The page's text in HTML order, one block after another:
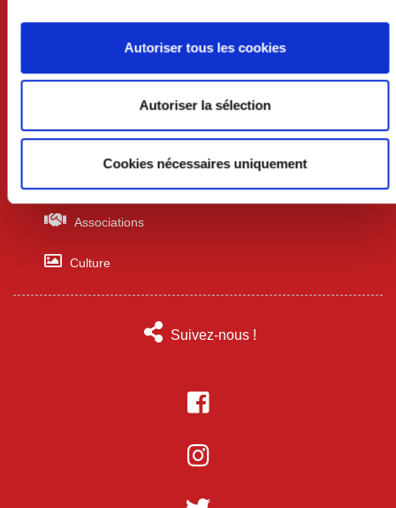
Autoriser tous les cookies
Autoriser la sélection
Cookies nécessaires uniquement
Professionnels
Sports
Associations
Culture
Suivez-nous !